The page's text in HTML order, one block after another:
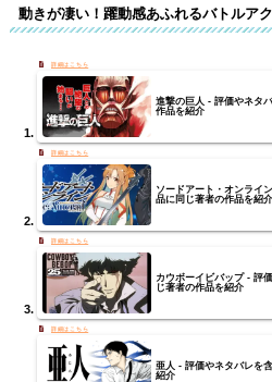
動きが凄い！躍動感あふれるバトルア
進撃の巨人 - 評価やネタ
作品を紹介
ソードアート・オンライ
品に同じ著者の作品を紹介
カウボーイビバップ - 評
じ著者の作品を紹介
亜人 - 評価やネタバレを
紹介